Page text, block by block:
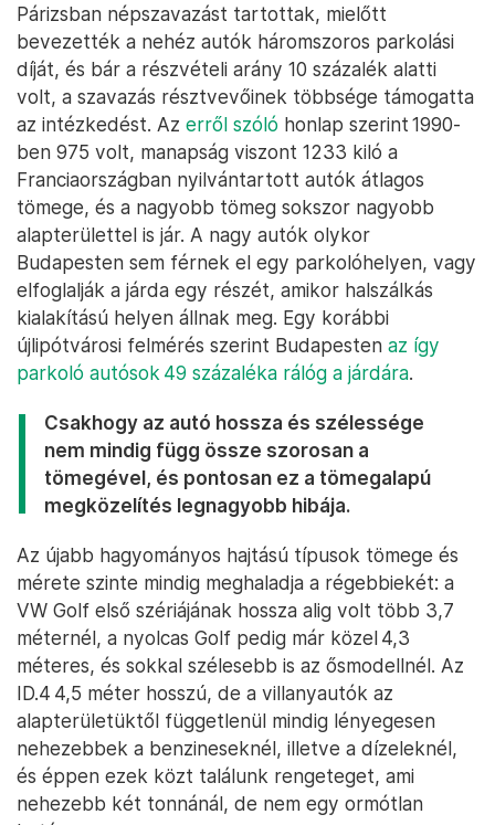
Párizsban népszavazást tartottak, mielőtt
bevezették a nehéz autók háromszoros parkolási
díját, és bár a részvételi arány 10 százalék alatti
volt, a szavazás résztvevőinek többsége támogatta
az intézkedést. Az erről szóló honlap szerint 1990-
ben 975 volt, manapság viszont 1233 kiló a
Franciaországban nyilvántartott autók átlagos
tömege, és a nagyobb tömeg sokszor nagyobb
alapterülettel is jár. A nagy autók olykor
Budapesten sem férnek el egy parkolóhelyen, vagy
elfoglalják a járda egy részét, amikor halszálkás
kialakítású helyen állnak meg. Egy korábbi
újlipótvárosi felmérés szerint Budapesten az így
parkoló autósok 49 százaléka rálóg a járdára.
Csakhogy az autó hossza és szélessége
nem mindig függ össze szorosan a
tömegével, és pontosan ez a tömegalapú
megközelítés legnagyobb hibája.
Az újabb hagyományos hajtású típusok tömege és
mérete szinte mindig meghaladja a régebbiekét: a
VW Golf első szériájának hossza alig volt több 3,7
méternél, a nyolcas Golf pedig már közel 4,3
méteres, és sokkal szélesebb is az ősmodellnél. Az
ID.4 4,5 méter hosszú, de a villanyautók az
alapterületüktől függetlenül mindig lényegesen
nehezebbek a benzineseknél, illetve a dízeleknél,
és éppen ezek közt találunk rengeteget, ami
nehezebb két tonnánál, de nem egy ormótlan